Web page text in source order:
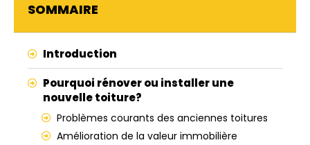
SOMMAIRE
Introduction
Pourquoi rénover ou installer une
nouvelle toiture?
Problèmes courants des anciennes toitures
Amélioration de la valeur immobilière